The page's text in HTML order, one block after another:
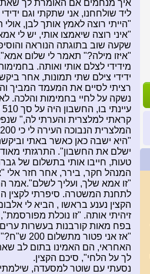
איך מנחמים אם האומרת לך
ליד שולחחנו, אני שתקתי וגם
"הייתי רוצה לאמץ אותך לבן,
"איני רוצה שיאמצו אותי, יש לי
שקעה שוב בתוגתה הנוראה
"איזו מילה?" תאמר לי שלום
מידידי לצלם אותי ואותה.
ידידי צילם שתי תמונות, אחר
רציתי לסיים את המעמד המביך
נשקה על לחיי בחמימות והלכה.
עיינתי בו, החשבון היה על סך 510 ש"ח. 310 ש"ח היה מחיר הארוחה שלי ושל ידידי.
קראתי למלצרית והערתי לה," שנפלה טעות בחשבון, 200
המלצרית הנבוכה העירה לי כי 200 ש"ח הוא של אמא שלי.
"היא ישבה כאן כאשר באתי
ישלם את החשבון". התרגזתי
טעות, חייבו אותי בתשלום של
המנהל חקר, בירר, אחר חזר
"זו אמא שלך, ועליך לשלם".אמר
לתחנת המשטרה. סיפרתי לקצין
הקצין נענע בראשו , הביא לי
זיהיתי אותה. "זו נוכלת
בפח מאות קורבנות בעשרות
"אז אני
האחראי, הם האמינו בתום לב
לך על הלחי", סיכם הקצין.
נסעתי עם שוטר למסעדה,